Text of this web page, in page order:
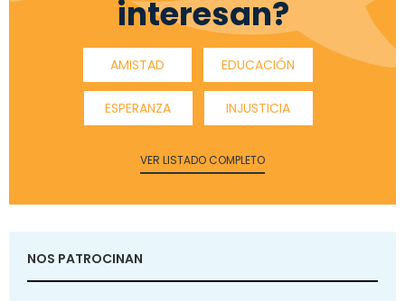
interesan?
AMISTAD EDUCACIÓN
ESPERANZA INJUSTICIA
VER LISTADO COMPLETO
NOS PATROCINAN